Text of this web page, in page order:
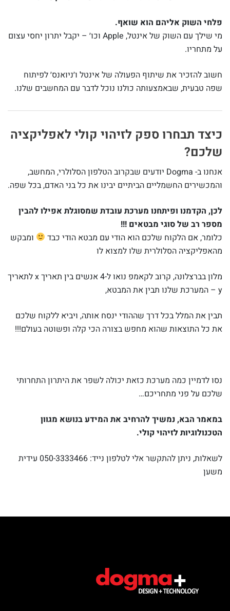
פלחי השוק אליהם הוא שואף.
מי שילך עם השוק של אינטל, Apple וכו׳ – יקבל יתרון יחסי עצום
על מתחריו.
חשוב להזכיר את שיתוף הפעולה של אינטל ו׳ניואנס׳ לפיתוח
שפה טבעית, שבאמצעותה כולנו נוכל לדבר עם המחשבים שלנו.
כיצד תבחרו ספק לזיהוי קולי לאפליקציה
שלכם?
אנחנו ב- Dogma יודעים שבקרוב הטלפון הסלולרי, המחשב,
והמכשירים החשמליים הביתיים יבינו את כל בני האדם, בכל שפה.
לכן, הקדמנו ופיתחנו מערכת עובדת שמסוגלת אפילו להבין
מספר רב של סוגי מבטאים !!!
כלומר, אם הלקוח שלכם הוא הודי עם מבטא הודי כבד
ומבקש
מהאפליקציה הסלולרית שלו למצוא לו
מלון בברצלונה, קרוב לקאמפ נואו ל-4 אנשים בין תאריך x לתאריך
y – המערכת שלנו תבין את המבטא,
תבין את המלל בכל דרך שההודי ינסח אותה, ויביא ללקוח שלכם
את כל התוצאות שהוא מחפש בצורה הכי קלה ופשוטה בעולם!!!
נסו לדמיין כמה מערכת כזאת יכולה לשפר את היתרון התחרותי
שלכם על פני מתחריכם…
במאמר הבא, נמשיך להרחיב את המידע בנושא מגוון
הטכנולוגיות לזיהוי קולי.
לשאלות, ניתן להתקשר אלי לטלפון נייד: 050-3333466 עידית
משען